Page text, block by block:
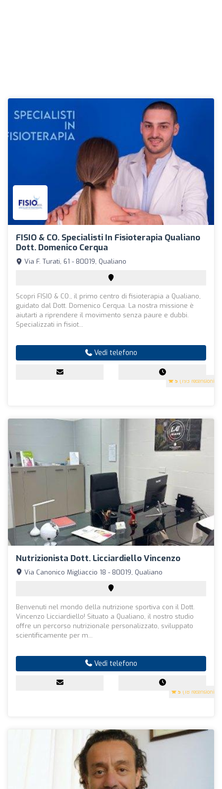
FISIO & CO. Specialisti In Fisioterapia Qualiano
Dott. Domenico Cerqua
5 (193 recensioni)
Via F. Turati, 61 - 80019, Qualiano
Scopri FISIO & CO., il primo centro di fisioterapia a Qualiano,
guidato dal Dott. Domenico Cerqua. La nostra missione è
aiutarti a riprendere il movimento senza paure e dubbi.
Specializzati in fisiot...
Vedi telefono
Nutrizionista Dott. Licciardiello Vincenzo
5 (18 recensioni)
Via Canonico Migliaccio 18 - 80019, Qualiano
Benvenuti nel mondo della nutrizione sportiva con il Dott.
Vincenzo Licciardiello! Situato a Qualiano, il nostro studio
offre un percorso nutrizionale personalizzato, sviluppato
scientificamente per m...
Vedi telefono